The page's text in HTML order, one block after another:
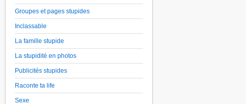
Groupes et pages stupides
Inclassable
La famille stupide
La stupidité en photos
Publicités stupides
Raconte ta life
Sexe